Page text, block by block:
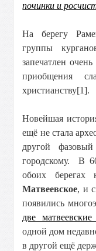
починки и
На берегу
группы
запечатлен
приобщения
христианству[1].
Новейшая
ещё не стала
другой
городскому. В
обоих
Матвеевское, и
появились
две
одной дом
в другой ещё